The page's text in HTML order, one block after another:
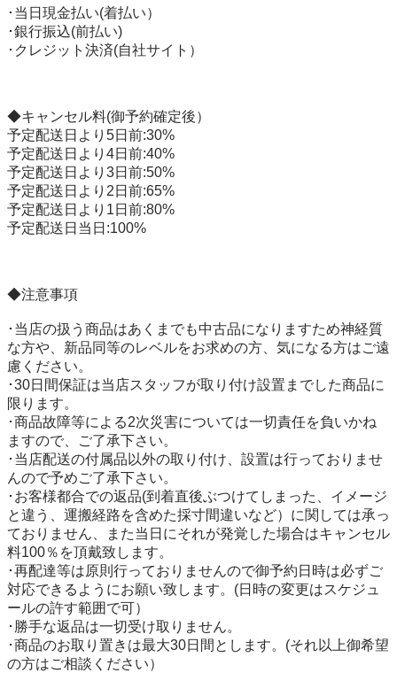
･当日現金払い(着払い）
･銀行振込(前払い)
･クレジット決済(自社サイト）
◆キャンセル料(御予約確定後）
予定配送日より5日前:30%
予定配送日より4日前:40%
予定配送日より3日前:50%
予定配送日より2日前:65%
予定配送日より1日前:80%
予定配送日当日:100%
◆注意事項
･当店の扱う商品はあくまでも中古品になりますため神経質
な方や、新品同等のレベルをお求めの方、気になる方はご遠
慮ください。
･30日間保証は当店スタッフが取り付け設置までした商品に
限ります。
･商品故障等による2次災害については一切責任を負いかね
ますので、ご了承下さい。
･当店配送の付属品以外の取り付け、設置は行っておりませ
んので予めご了承下さい。
･お客様都合での返品(到着直後ぶつけてしまった、イメージ
と違う、運搬経路を含めた採寸間違いなど）に関しては承っ
ておりません、また当日にそれが発覚した場合はキャンセル
料100％を頂戴致します。
･再配達等は原則行っておりませんので御予約日時は必ずご
対応できるようにお願い致します。(日時の変更はスケジュ
ールの許す範囲で可）
･勝手な返品は一切受け取りません。
･商品のお取り置きは最大30日間とします。(それ以上御希望